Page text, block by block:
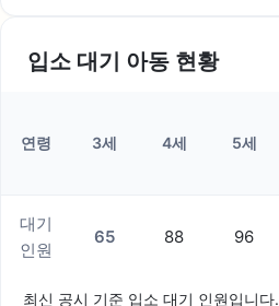
입소 대기 아동 현황
연령 3세 4세 5세
대기
인원
65 88 96
최신 공시 기준 입소 대기 인원입니다.